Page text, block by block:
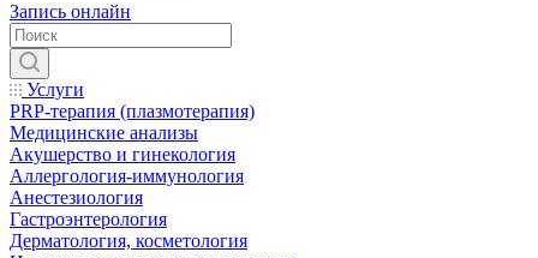
Запись онлайн
Услуги
PRP-терапия (плазмотерапия)
Медицинские анализы
Акушерство и гинекология
Аллергология-иммунология
Анестезиология
Гастроэнтерология
Дерматология, косметология